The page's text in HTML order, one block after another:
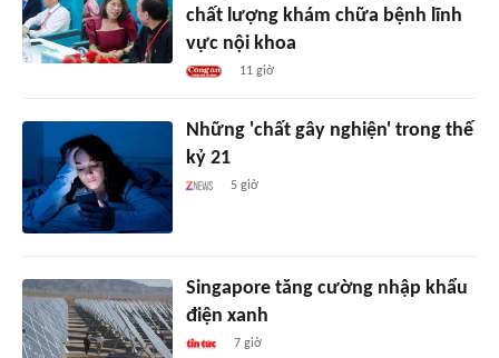
chất lượng khám chữa bệnh lĩnh
vực nội khoa
11 giờ
Những 'chất gây nghiện' trong thế
kỷ 21
5 giờ
Singapore tăng cường nhập khẩu
điện xanh
7 giờ